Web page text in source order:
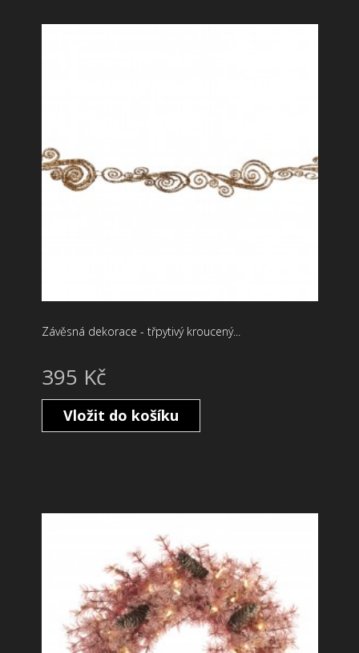
Závěsná dekorace - třpytivý kroucený...
395 Kč
Vložit do košíku